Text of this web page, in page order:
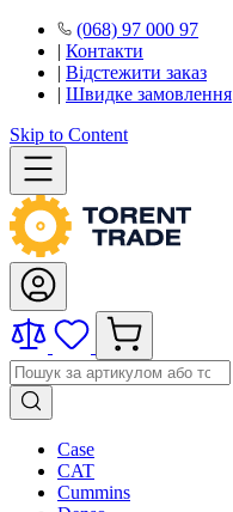
(068) 97 000 97
| Контакти
| Відстежити заказ
| Швидке замовлення
Skip to Content
Case
CAT
Cummins